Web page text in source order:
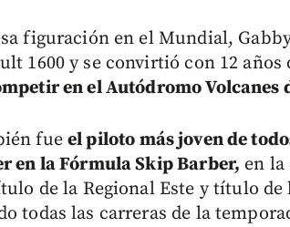
figuración en el Mundial,
1600 y se convirtió con 12 años
en el Autódromo Volcanes
fue el piloto más joven de
en la Fórmula Skip Barber, en
de la Regional Este y título
todas las carreras de la